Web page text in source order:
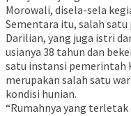
Morowali, disela-sela
Sementara itu, salah
Darilian, yang juga istri
usianya 38 tahun dan
satu instansi pemerintah
merupakan salah satu
kondisi hunian.
“Rumahnya yang terletak